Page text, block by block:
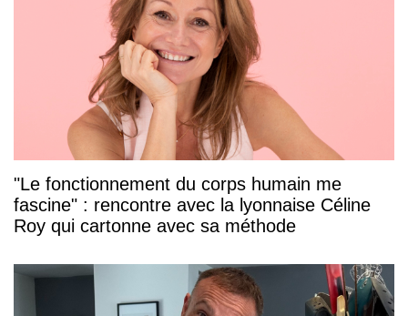
"Le fonctionnement du corps humain me
fascine" : rencontre avec la lyonnaise Céline
Roy qui cartonne avec sa méthode